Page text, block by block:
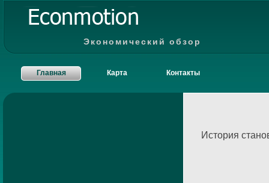
Экономический обзор
Главная Карта Контакты
История